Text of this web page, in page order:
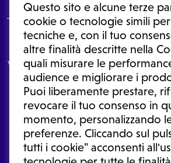
Questo sito e alcune terze
cookie o tecnologie simili
tecniche e, con il tuo
altre finalità descritte nella
quali misurare le
audience e migliorare i
Puoi liberamente prestare,
revocare il tuo consenso in
momento, personalizzando
preferenze. Cliccando sul
tutti i cookie" acconsenti
Le informazioni proposte in questo sito non
In nessun caso, queste informazioni
visita o una diagnosi formulata dal medico.
le informazioni disponibili come
una diagnosi, la determinazione di un
sospensione di un farmaco senza prima
medicina generale o uno
Condizioni di utilizzo|Privacy Policy |
Ⓒ 2026 | Tutti i diritti